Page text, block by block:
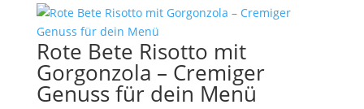
Rote Bete Risotto mit
Gorgonzola – Cremiger
Genuss für dein Menü